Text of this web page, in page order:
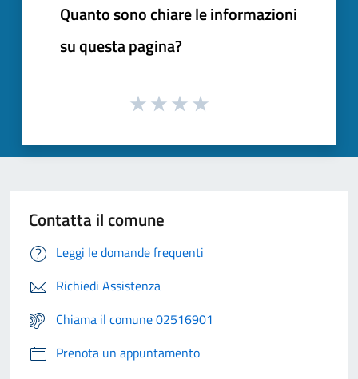
Quanto sono chiare le informazioni
su questa pagina?
Contatta il comune
Leggi le domande frequenti
Richiedi Assistenza
Chiama il comune 02516901
Prenota un appuntamento